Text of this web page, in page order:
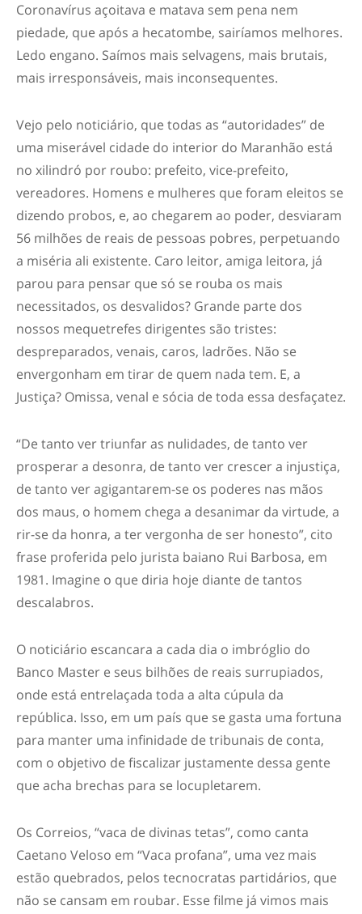
Coronavírus açoitava e matava sem pena nem
piedade, que após a hecatombe, sairíamos melhores.
Ledo engano. Saímos mais selvagens, mais brutais,
mais irresponsáveis, mais inconsequentes.
Vejo pelo noticiário, que todas as “autoridades” de
uma miserável cidade do interior do Maranhão está
no xilindró por roubo: prefeito, vice-prefeito,
vereadores. Homens e mulheres que foram eleitos se
dizendo probos, e, ao chegarem ao poder, desviaram
56 milhões de reais de pessoas pobres, perpetuando
a miséria ali existente. Caro leitor, amiga leitora, já
parou para pensar que só se rouba os mais
necessitados, os desvalidos? Grande parte dos
nossos mequetrefes dirigentes são tristes:
despreparados, venais, caros, ladrões. Não se
envergonham em tirar de quem nada tem. E, a
Justiça? Omissa, venal e sócia de toda essa desfaçatez.
“De tanto ver triunfar as nulidades, de tanto ver
prosperar a desonra, de tanto ver crescer a injustiça,
de tanto ver agigantarem-se os poderes nas mãos
dos maus, o homem chega a desanimar da virtude, a
rir-se da honra, a ter vergonha de ser honesto”, cito
frase proferida pelo jurista baiano Rui Barbosa, em
1981. Imagine o que diria hoje diante de tantos
descalabros.
O noticiário escancara a cada dia o imbróglio do
Banco Master e seus bilhões de reais surrupiados,
onde está entrelaçada toda a alta cúpula da
república. Isso, em um país que se gasta uma fortuna
para manter uma infinidade de tribunais de conta,
com o objetivo de fiscalizar justamente dessa gente
que acha brechas para se locupletarem.
Os Correios, “vaca de divinas tetas”, como canta
Caetano Veloso em “Vaca profana”, uma vez mais
estão quebrados, pelos tecnocratas partidários, que
não se cansam em roubar. Esse filme já vimos mais